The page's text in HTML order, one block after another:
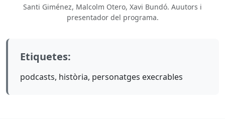
Santi Giménez, Malcolm Otero, Xavi Bundó. Auutors i
presentador del programa.
Etiquetes:
podcasts, història, personatges execrables